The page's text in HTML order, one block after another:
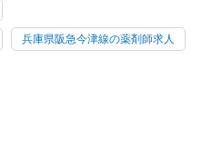
兵庫県阪急今津線の薬剤師求人